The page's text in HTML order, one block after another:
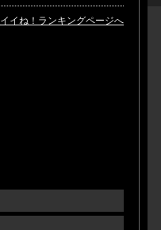
イイね！ランキングページへ